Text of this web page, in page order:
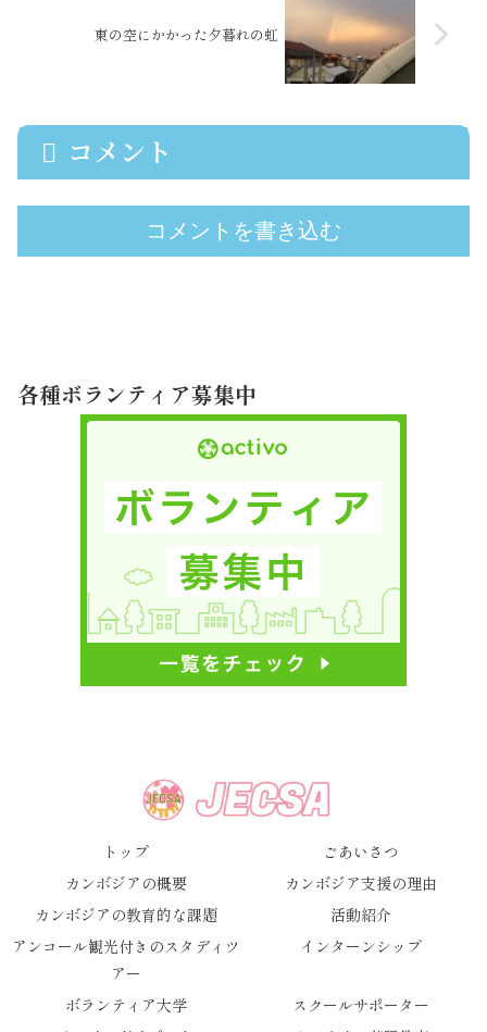
東の空にかかった夕暮れの虹
コメント
コメントを書き込む
各種ボランティア募集中
トップ
ごあいさつ
カンボジアの概要
カンボジア支援の理由
カンボジアの教育的な課題
活動紹介
アンコール観光付きのスタディツ
アー
インターンシップ
ボランティア大学
スクールサポーター